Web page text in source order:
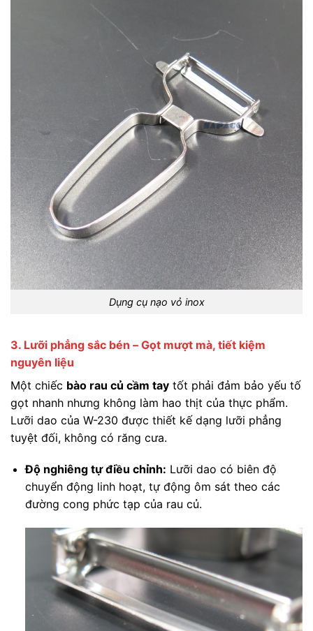
Dụng cụ nạo vỏ inox
3. Lưỡi phẳng sắc bén – Gọt mượt mà, tiết kiệm
nguyên liệu
Một chiếc bào rau củ cầm tay tốt phải đảm bảo yếu tố
gọt nhanh nhưng không làm hao thịt của thực phẩm.
Lưỡi dao của W-230 được thiết kế dạng lưỡi phẳng
tuyệt đối, không có răng cưa.
Độ nghiêng tự điều chỉnh: Lưỡi dao có biên độ
chuyển động linh hoạt, tự động ôm sát theo các
đường cong phức tạp của rau củ.